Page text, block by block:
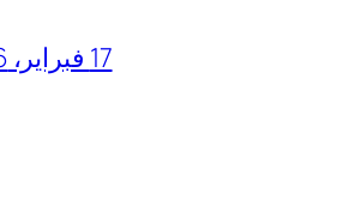
17 فبراير، 2026